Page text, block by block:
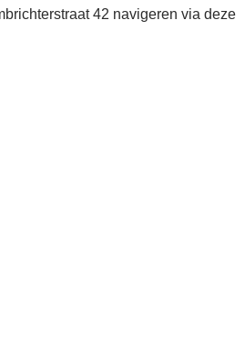
42 navigeren via deze